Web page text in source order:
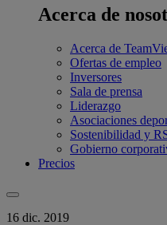
Acerca de
Acerca de
Ofertas de empleo
Inversores
Sala de prensa
Liderazgo
Asociaciones
Sostenibilidad y
Gobierno
Precios
16 dic. 2019